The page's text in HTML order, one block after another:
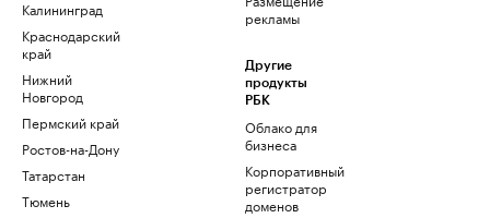
Калининград
Краснодарский
край
Нижний
Новгород
Пермский край
Ростов-на-Дону
Татарстан
Тюмень
рекламы
Другие
продукты
РБК
Облако для
бизнеса
Корпоративный
регистратор
доменов